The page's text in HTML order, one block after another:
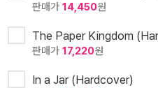
판매가 14,450원
The Paper Kingdom
판매가 17,220원
In a Jar (Hardcover)